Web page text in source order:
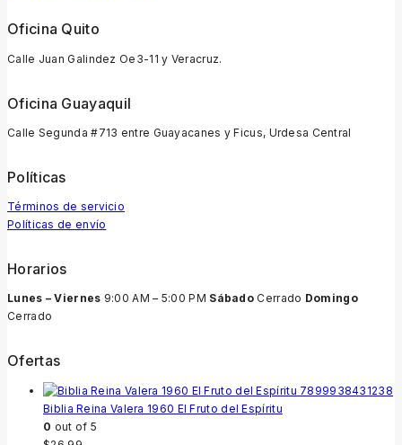
Oficina Quito
Calle Juan Galindez Oe3-11 y Veracruz.
Oficina Guayaquil
Calle Segunda #713 entre Guayacanes y Ficus, Urdesa Central
Políticas
Términos de servicio
Políticas de envío
Horarios
Lunes – Viernes 9:00 AM – 5:00 PM Sábado Cerrado Domingo
Cerrado
Ofertas
Biblia Reina Valera 1960 El Fruto del Espíritu
0 out of 5